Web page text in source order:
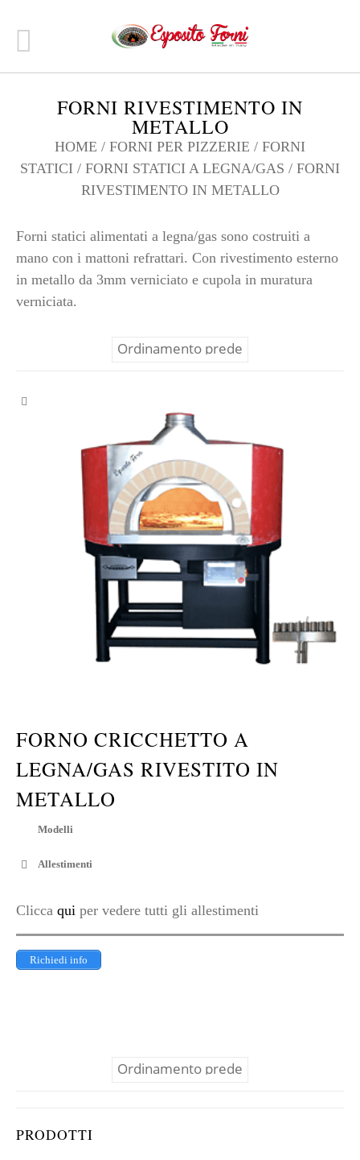
FORNI RIVESTIMENTO IN
METALLO
HOME / FORNI PER PIZZERIE / FORNI
STATICI / FORNI STATICI A LEGNA/GAS / FORNI
RIVESTIMENTO IN METALLO
PRODOTTI
Forni statici alimentati a legna/gas sono costruiti a
mano con i mattoni refrattari. Con rivestimento esterno
in metallo da 3mm verniciato e cupola in muratura
verniciata.
FORNO CRICCHETTO A
LEGNA/GAS RIVESTITO IN
METALLO
Modelli
Allestimenti
Clicca qui per vedere tutti gli allestimenti
Richiedi info